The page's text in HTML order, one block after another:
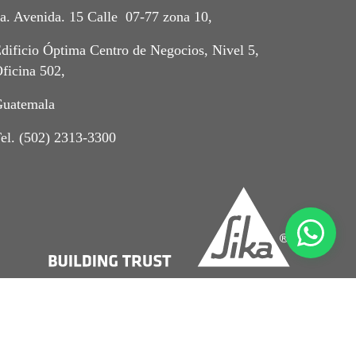
Avenida. 15 Calle 07-77 zona 10,
Óptima Centro de Negocios, Nivel 5,
502,
(502) 2313-3300